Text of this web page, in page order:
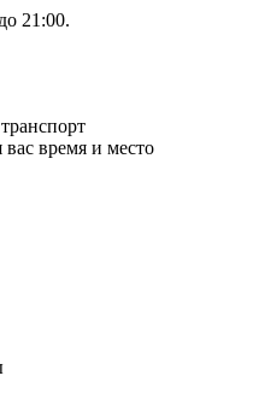
21:00.
время и место